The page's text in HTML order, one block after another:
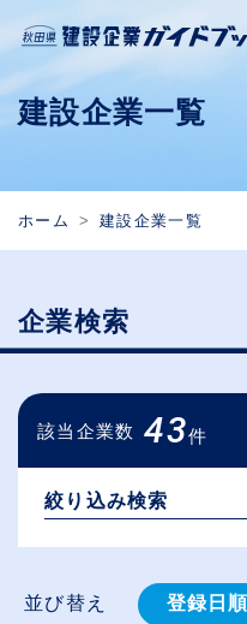
建設企業一覧
ホーム 建設企業一覧
企業検索
該当企業数 43件
絞り込み検索
並び替え 登録⽇順